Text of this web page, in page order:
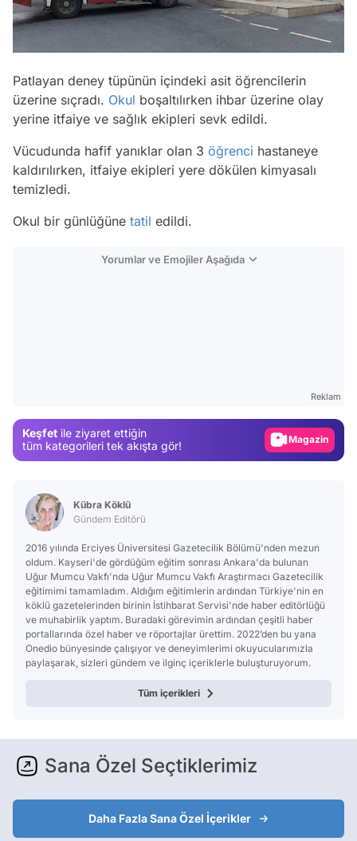
Patlayan deney tüpünün içindeki asit öğrencilerin
üzerine sıçradı. Okul boşaltılırken ihbar üzerine olay
yerine itfaiye ve sağlık ekipleri sevk edildi.
Vücudunda hafif yanıklar olan 3 öğrenci hastaneye
kaldırılırken, itfaiye ekipleri yere dökülen kimyasalı
temizledi.
Okul bir günlüğüne tatil edildi.
Yorumlar ve Emojiler Aşağıda
Reklam
Keşfet ile ziyaret ettiğin
tüm kategorileri tek akışta gör!
Magazin
Kübra Köklü
Gündem Editörü
2016 yılında Erciyes Üniversitesi Gazetecilik Bölümü'nden mezun
oldum. Kayseri'de gördüğüm eğitim sonrası Ankara'da bulunan
Uğur Mumcu Vakfı'nda Uğur Mumcu Vakfı Araştırmacı Gazetecilik
eğitimimi tamamladım. Aldığım eğitimlerin ardından Türkiye'nin en
köklü gazetelerinden birinin İstihbarat Servisi'nde haber editörlüğü
ve muhabirlik yaptım. Buradaki görevimin ardından çeşitli haber
portallarında özel haber ve röportajlar ürettim. 2022’den bu yana
Onedio bünyesinde çalışıyor ve deneyimlerimi okuyucularımızla
paylaşarak, sizleri gündem ve ilginç içeriklerle buluşturuyorum.
Tüm içerikleri
Sana Özel Seçtiklerimiz
Daha Fazla Sana Özel İçerikler